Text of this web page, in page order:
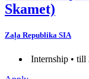
Skamet)
Zaļa Republika SIA
Internship • till